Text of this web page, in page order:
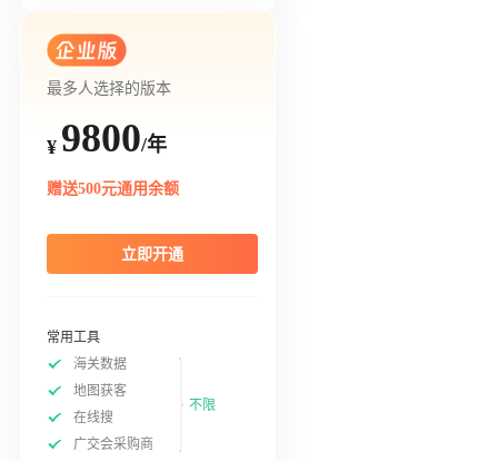
最多人选择的版本
¥ 9800/年
赠送500元通用余额
立即开通
常用工具
海关数据
地图获客
在线搜
广交会采购商
不限